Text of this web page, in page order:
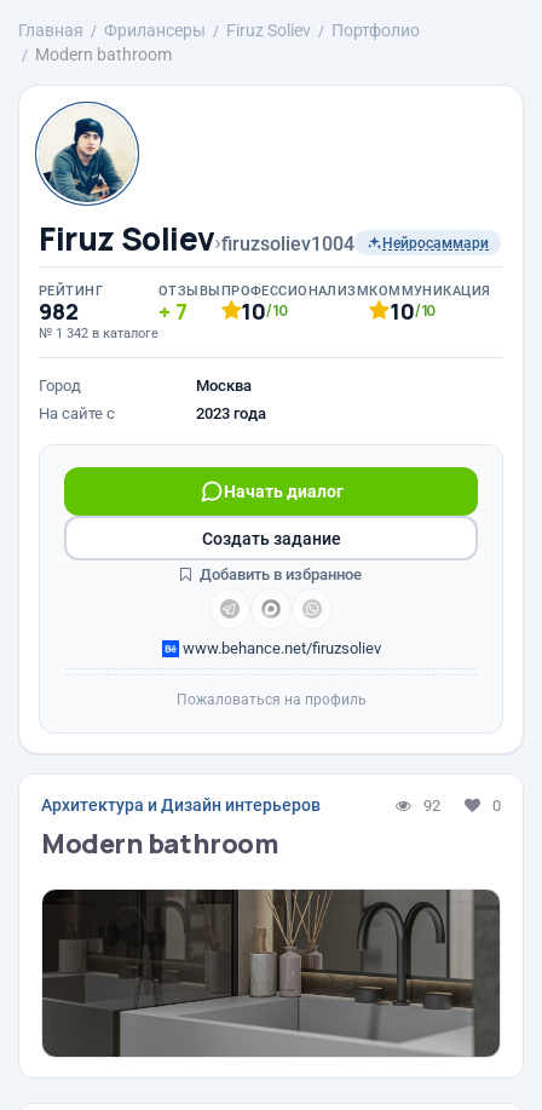
Главная Фрилансеры Firuz Soliev
Портфолио
Modern bathroom
Firuz Soliev›firuzsoliev1004 Нейросаммари
РЕЙТИНГ
982
№ 1 342 в каталоге
ОТЗЫВЫ
7
ПРОФЕССИОНАЛИЗМ
10/10
КОММУНИКАЦИЯ
10/10
Город
Москва
На сайте с
2023 года
Начать диалог
www.behance.net/firuzsoliev
Создать задание
Добавить в избранное
Пожаловаться на профиль
Архитектура и Дизайн интерьеров 92 0
Modern bathroom